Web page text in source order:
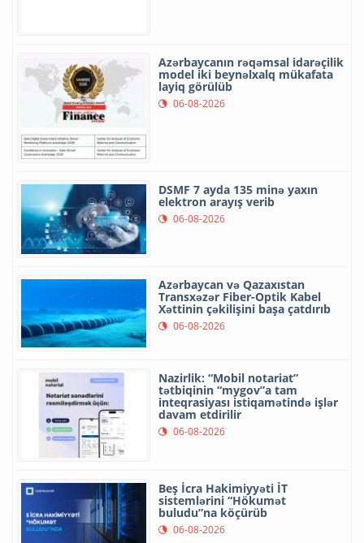
Azərbaycanın rəqəmsal idarəçilik
model iki beynəlxalq mükafata
layiq görülüb
06-08-2026
DSMF 7 ayda 135 minə yaxın
elektron arayış verib
06-08-2026
Azərbaycan və Qazaxıstan
Transxəzər Fiber-Optik Kabel
Xəttinin çəkilişini başa çatdırıb
06-08-2026
Nazirlik: “Mobil notariat”
tətbiqinin “mygov”a tam
inteqrasiyası istiqamətində işlər
davam etdirilir
06-08-2026
Beş İcra Hakimiyyəti İT
sistemlərini “Hökumət
buludu”na köçürüb
06-08-2026